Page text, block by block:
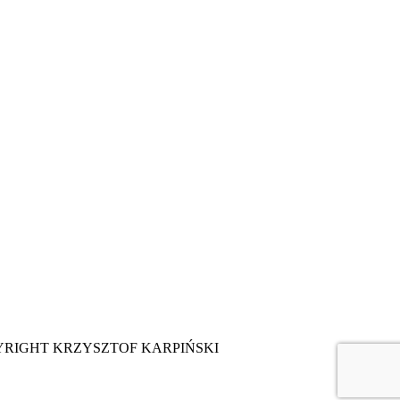
KRZYSZTOF KARPIŃSKI